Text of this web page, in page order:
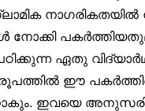
നാഗരികതയിൽ
നോക്കി
ഏതു
രൂപത്തിൽ ഈ
ഇവയെ